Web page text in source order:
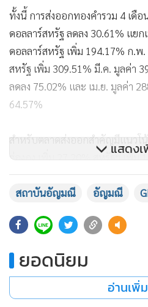
ทั้งนี้ การส่งออกทองคำรวม 4 เดื
ดอลลาร์สหรัฐ ลดลง 30.61% แย
ดอลลาร์สหรัฐ เพิ่ม 194.17% ก.พ
สหรัฐ เพิ่ม 309.51% มี.ค. มูลค่า
ลดลง 75.02% และ เม.ย. มูลค่า
64.57%
สำหรับตลาดส่งออกสำคัญมีแนวโ
ฮ่องกง เพิ่ม 27.20% สหรัฐฯ เพิ่ม
เยอรมนี เพิ่ม 16.62% เบลเยียม
สหราชอาณาจักร เพิ่ม 2.13% สวิ
เพิ่ม 11.76% เครื่องประดับเงิน
89.02% พลอยเนื้อแข็งเจียระไน
เจียระไน เพิ่ม 23.73% เพชรก้อน
แสดง
สถาบันอัญมณี อัญมณี
ยอดนิยม
อ่านเพิ่